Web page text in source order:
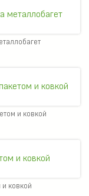
и ковкой
ковкой